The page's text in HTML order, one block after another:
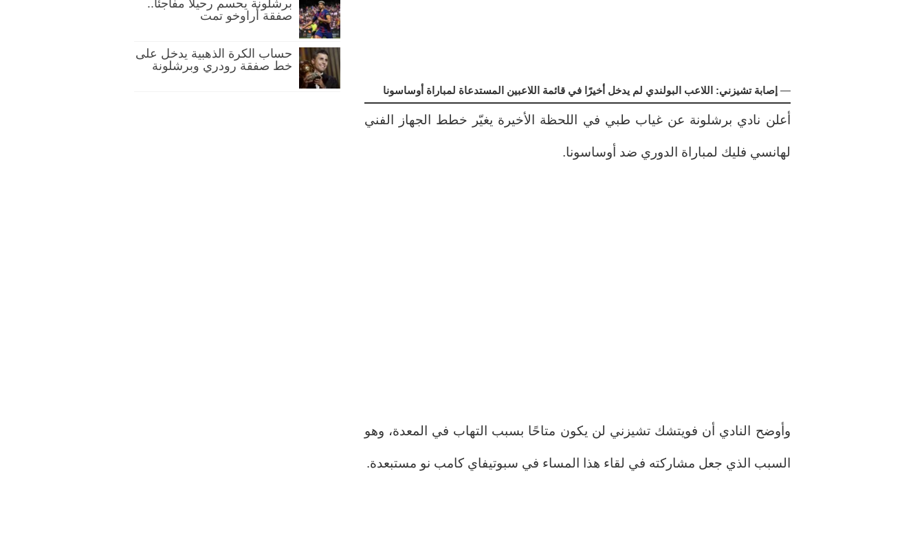
— إصابة تشيزني: اللاعب البولندي لم يدخل أخيرًا في قائمة اللاعبين المستدعاة لمباراة أوساسونا
أعلن نادي برشلونة عن غياب طبي في اللحظة الأخيرة يغيّر خطط الجهاز الفني
لهانسي فليك لمباراة الدوري ضد أوساسونا.
وأوضح النادي أن فويتشك تشيزني لن يكون متاحًا بسبب التهاب في المعدة، وهو
السبب الذي جعل مشاركته في لقاء هذا المساء في سبوتيفاي كامب نو مستبعدة.
برشلونة يحسم رحيلًا مفاجئًا..
صفقة أراوخو تمت
حساب الكرة الذهبية يدخل على
خط صفقة رودري وبرشلونة